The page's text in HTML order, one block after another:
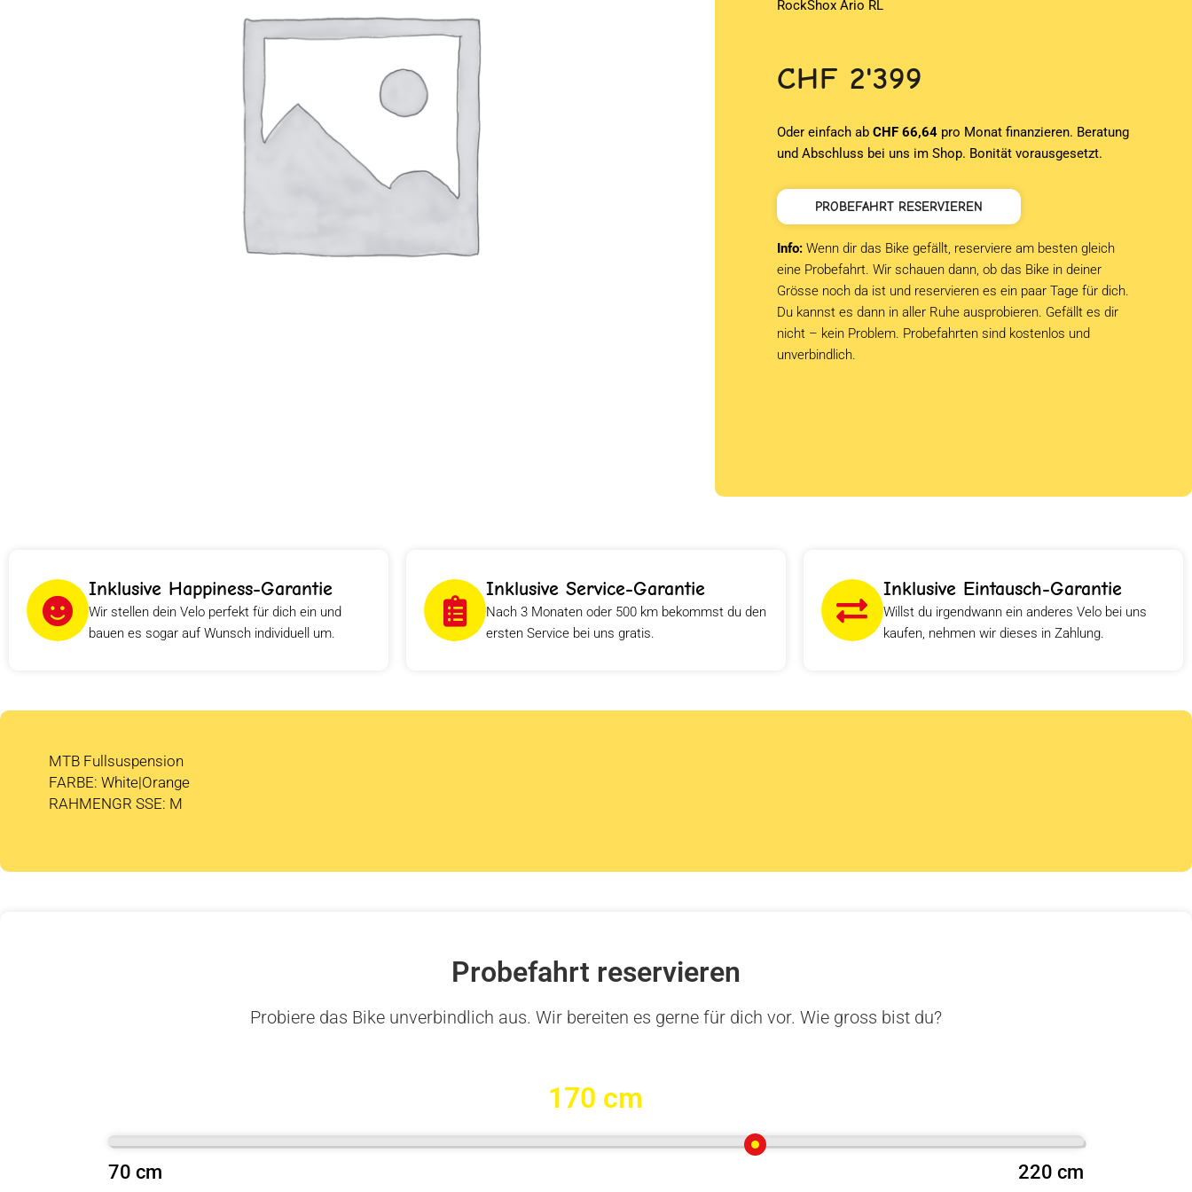
RockShox Ario RL
CHF 2'399
Oder einfach abCHF 66,64 pro Monat finanzieren. Beratung
und Abschluss bei uns im Shop. Bonität vorausgesetzt.
PROBEFAHRT RESERVIEREN
Info: Wenn dir das Bike gefällt, reserviere am besten gleich
eine Probefahrt. Wir schauen dann, ob das Bike in deiner
Grösse noch da ist und reservieren es ein paar Tage für dich.
Du kannst es dann in aller Ruhe ausprobieren. Gefällt es dir
nicht – kein Problem. Probefahrten sind kostenlos und
unverbindlich.
Inklusive Happiness-Garantie
Wir stellen dein Velo perfekt für dich ein und
bauen es sogar auf Wunsch individuell um.
Inklusive Service-Garantie
Nach 3 Monaten oder 500 km bekommst du den
ersten Service bei uns gratis.
Inklusive Eintausch-Garantie
Willst du irgendwann ein anderes Velo bei uns
kaufen, nehmen wir dieses in Zahlung.
MTB Fullsuspension
FARBE: White|Orange
RAHMENGR SSE: M
Probefahrt reservieren
Probiere das Bike unverbindlich aus. Wir bereiten es gerne für dich vor. Wie gross bist du?
170 cm
70 cm 220 cm